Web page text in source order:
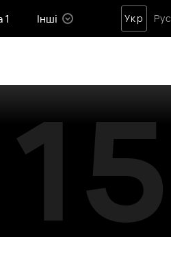
1 Інші Укр Рус
15